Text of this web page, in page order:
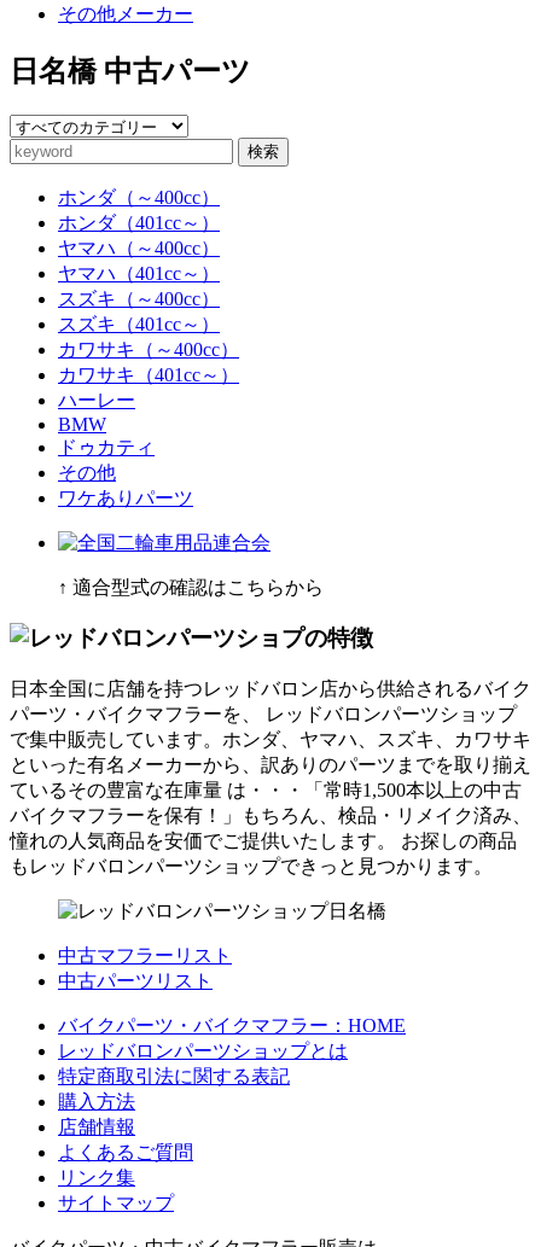
その他メーカー
日名橋 中古パーツ
検索
ホンダ（～400cc）
ホンダ（401cc～）
ヤマハ（～400cc）
ヤマハ（401cc～）
スズキ（～400cc）
スズキ（401cc～）
カワサキ（～400cc）
カワサキ（401cc～）
ハーレー
BMW
ドゥカティ
その他
ワケありパーツ
↑ 適合型式の確認はこちらから
日本全国に店舗を持つレッドバロン店から供給されるバイク
パーツ・バイクマフラーを、 レッドバロンパーツショップ
で集中販売しています。ホンダ、ヤマハ、スズキ、カワサキ
といった有名メーカーから、訳ありのパーツまでを取り揃え
ているその豊富な在庫量 は・・・「常時1,500本以上の中古
バイクマフラーを保有！」もちろん、検品・リメイク済み、
憧れの人気商品を安価でご提供いたします。 お探しの商品
もレッドバロンパーツショップできっと見つかります。
中古マフラーリスト
中古パーツリスト
バイクパーツ・バイクマフラー：HOME
レッドバロンパーツショップとは
特定商取引法に関する表記
購入方法
店舗情報
よくあるご質問
リンク集
サイトマップ